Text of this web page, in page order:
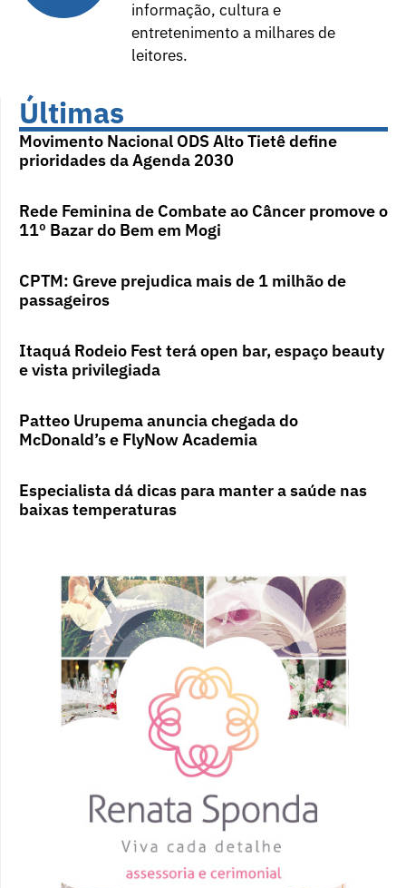
informação, cultura e
entretenimento a milhares de
leitores.
Últimas
Movimento Nacional ODS Alto Tietê define
prioridades da Agenda 2030
Rede Feminina de Combate ao Câncer promove o
11º Bazar do Bem em Mogi
CPTM: Greve prejudica mais de 1 milhão de
passageiros
Itaquá Rodeio Fest terá open bar, espaço beauty
e vista privilegiada
Patteo Urupema anuncia chegada do
McDonald’s e FlyNow Academia
Especialista dá dicas para manter a saúde nas
baixas temperaturas